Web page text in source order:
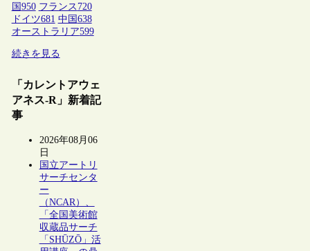
国950 フランス 720
ドイツ681 中国638
オーストラリア599
続きを見る
「カレントアウェ
アネス-R」新着記
事
2026年08月06
日
国立アートリ
サーチセンタ
ー
（NCAR）、
「全国美術館
収蔵品サーチ
「SHŪZŌ」活